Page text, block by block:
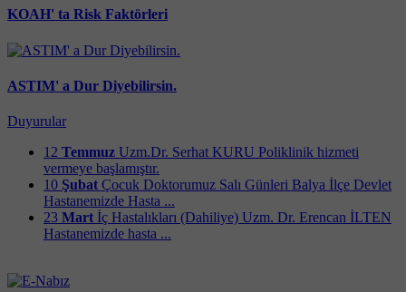
KOAH' ta Risk Faktörleri
ASTIM' a Dur Diyebilirsin.
Duyurular
12 Temmuz Uzm.Dr. Serhat KURU Poliklinik hizmeti
vermeye başlamıştır.
10 Şubat Çocuk Doktorumuz Salı Günleri Balya İlçe Devlet
Hastanemizde Hasta ...
23 Mart İç Hastalıkları (Dahiliye) Uzm. Dr. Erencan İLTEN
Hastanemizde hasta ...